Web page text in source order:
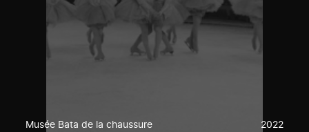
Musée Bata de la chaussure 2022